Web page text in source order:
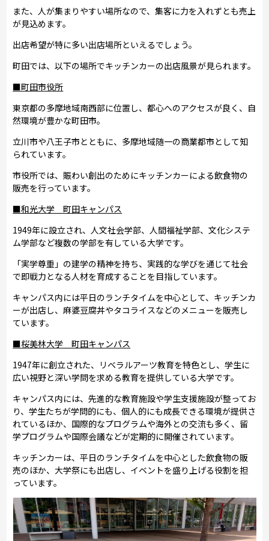
また、人が集まりやすい場所なので、集客に力を入れずとも売上
が見込めます。
出店希望が特に多い出店場所といえるでしょう。
町田では、以下の場所でキッチンカーの出店風景が見られます。
■町田市役所
東京都の多摩地域南西部に位置し、都心へのアクセスが良く、自
然環境が豊かな町田市。
立川市や八王子市とともに、多摩地域随一の商業都市として知
られています。
市役所では、賑わい創出のためにキッチンカーによる飲食物の
販売を行っています。
■和光大学 町田キャンパス
1949年に設立され、人文社会学部、人間福祉学部、文化システ
ム学部など複数の学部を有している大学です。
「実学尊重」の建学の精神を持ち、実践的な学びを通じて社会
で即戦力となる人材を育成することを目指しています。
キャンパス内には平日のランチタイムを中心として、キッチンカ
ーが出店し、麻婆豆腐丼やタコライスなどのメニューを販売し
ています。
■桜美林大学 町田キャンパス
1947年に創立された、リベラルアーツ教育を特色とし、学生に
広い視野と深い学問を求める教育を提供している大学です。
キャンパス内には、先進的な教育施設や学生支援施設が整ってお
り、学生たちが学問的にも、個人的にも成長できる環境が提供さ
れているほか、国際的なプログラムや海外との交流も多く、留
学プログラムや国際会議などが定期的に開催されています。
キッチンカーは、平日のランチタイムを中心とした飲食物の販
売のほか、大学祭にも出店し、イベントを盛り上げる役割を担
っています。